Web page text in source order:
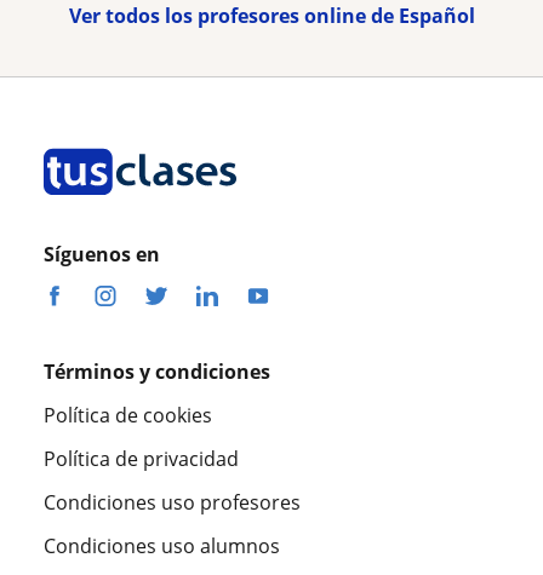
Ver todos los profesores online de Español
Síguenos en
Términos y condiciones
Política de cookies
Política de privacidad
Condiciones uso profesores
Condiciones uso alumnos